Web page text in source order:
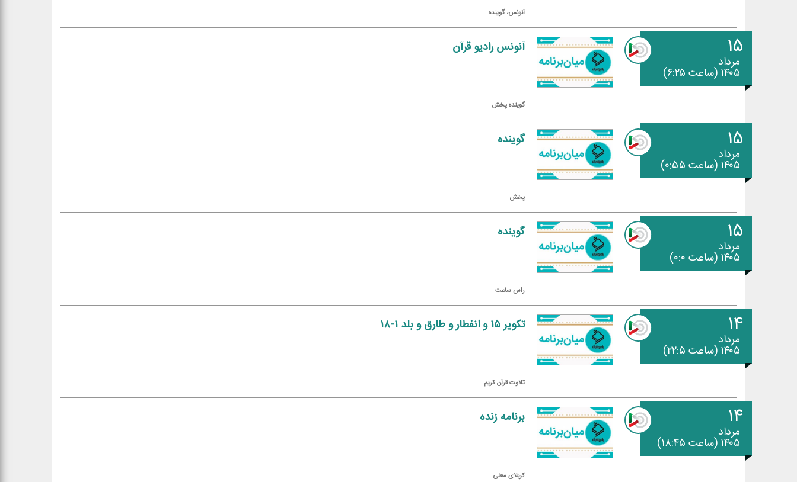
آنونس، گوینده
۱۵
مرداد
۱۴۰۵ (ساعت ۶:۲۵)
آنونس رادیو قرآن
گوینده پخش
۱۵
مرداد
۱۴۰۵ (ساعت ۰:۵۵)
گوینده
پخش
۱۵
مرداد
۱۴۰۵ (ساعت ۰:۰)
گوینده
راس ساعت
۱۴
مرداد
۱۴۰۵ (ساعت ۲۲:۵)
تكویر ۱۵ و انفطار و طارق و بلد ۱-۱۸
تلاوت قرآن كریم
۱۴
مرداد
۱۴۰۵ (ساعت ۱۸:۴۵)
برنامه زنده
كربلای معلی